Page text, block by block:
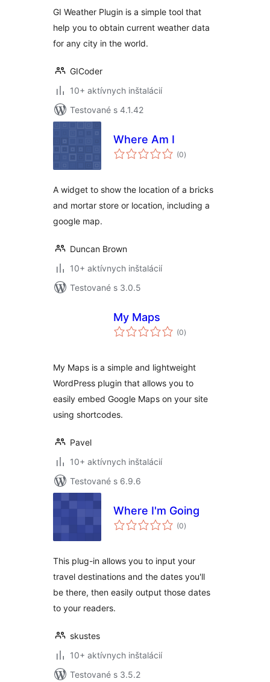
GI Weather Plugin is a simple tool that
help you to obtain current weather data
for any city in the world.
GICoder
10+ aktívnych inštalácií
Testované s 4.1.42
Where Am I
(0celkové
hodnotenie
)
A widget to show the location of a bricks
and mortar store or location, including a
google map.
Duncan Brown
10+ aktívnych inštalácií
Testované s 3.0.5
My Maps
(0celkové
hodnotenie
)
My Maps is a simple and lightweight
WordPress plugin that allows you to
easily embed Google Maps on your site
using shortcodes.
Pavel
10+ aktívnych inštalácií
Testované s 6.9.6
Where I'm Going
(0celkové
hodnotenie
)
This plug-in allows you to input your
travel destinations and the dates you'll
be there, then easily output those dates
to your readers.
skustes
10+ aktívnych inštalácií
Testované s 3.5.2